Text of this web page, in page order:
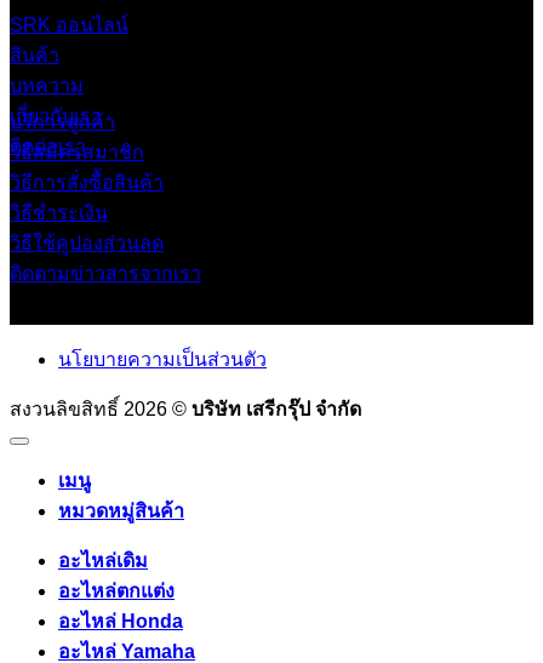
SRK ออนไลน์
สินค้า
บทความ
เกี่ยวกับเรา
ติดต่อเรา
บริการลูกค้า
วิธีสมัครสมาชิก
วิธีการสั่งซื้อสินค้า
วิธีชำระเงิน
วิธีใช้คูปองส่วนลด
ติดตามข่าวสารจากเรา
นโยบายความเป็นส่วนตัว
สงวนลิขสิทธิ์ 2026 © บริษัท เสรีกรุ๊ป จำกัด
เมนู
หมวดหมู่สินค้า
อะไหล่เดิม
อะไหล่ตกแต่ง
อะไหล่ Honda
อะไหล่ Yamaha